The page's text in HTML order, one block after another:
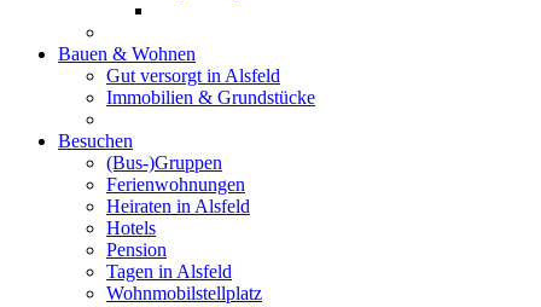
Bauen & Wohnen
Gut versorgt in Alsfeld
Immobilien & Grundstücke
Besuchen
(Bus-)Gruppen
Ferienwohnungen
Heiraten in Alsfeld
Hotels
Pension
Tagen in Alsfeld
Wohnmobilstellplatz